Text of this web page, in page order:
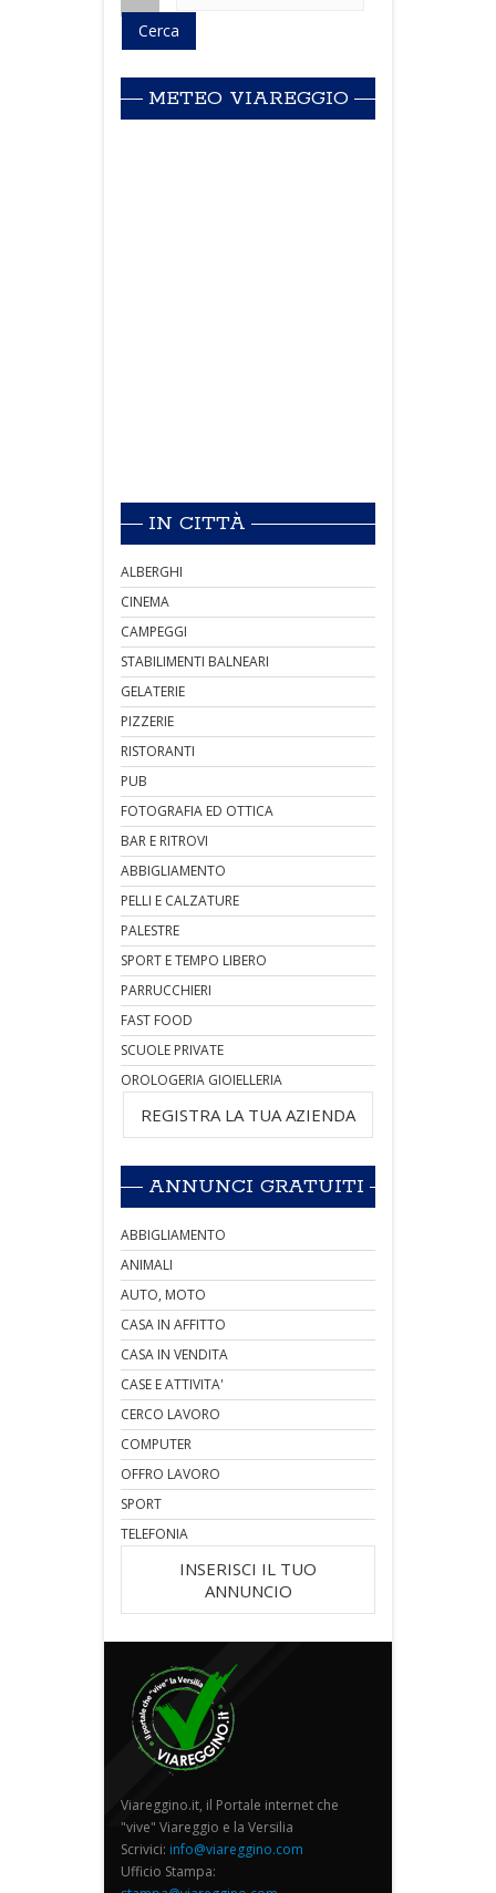
METEO VIAREGGIO
IN CITTÀ
ALBERGHI
CINEMA
CAMPEGGI
STABILIMENTI BALNEARI
GELATERIE
PIZZERIE
RISTORANTI
PUB
FOTOGRAFIA ED OTTICA
BAR E RITROVI
ABBIGLIAMENTO
PELLI E CALZATURE
PALESTRE
SPORT E TEMPO LIBERO
PARRUCCHIERI
FAST FOOD
SCUOLE PRIVATE
OROLOGERIA GIOIELLERIA
REGISTRA LA TUA AZIENDA
ANNUNCI GRATUITI
ABBIGLIAMENTO
ANIMALI
AUTO, MOTO
CASA IN AFFITTO
CASA IN VENDITA
CASE E ATTIVITA'
CERCO LAVORO
COMPUTER
OFFRO LAVORO
SPORT
TELEFONIA
INSERISCI IL TUO
ANNUNCIO
Viareggino.it, il Portale internet che
"vive" Viareggio e la Versilia
Scrivici: info@viareggino.com
Ufficio Stampa: